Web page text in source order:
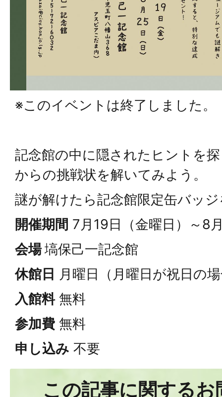
※このイベントは終了しました。
記念館の中に隠されたヒントを
からの挑戦状を解いてみよう。
謎が解けたら記念館限定缶バッ
開催期間 7月19日（金曜日）～8
会場塙保己一記念館
休館日 月曜日（月曜日が祝日の
入館料無料
参加費 無料
申し込み 不要
この記事に関する